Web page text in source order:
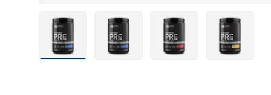
Laad afbeelding 2 in gallerij-weergave
Laad afbeelding 4 in gallerij-weergave
Laad afbeelding 5 in
Laad